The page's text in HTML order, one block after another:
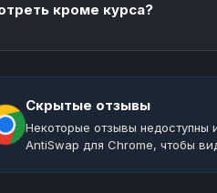
кроме курса?
Скрытые отзывы
Некоторые отзывы недоступны
AntiSwap для Chrome, чтобы